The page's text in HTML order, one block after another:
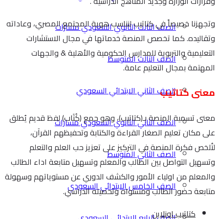
الصف الثالث الثانوي السعودي مسارات
الصف الثالث المتوسط
الصف الثاني الابتدائي السعودي
الصف الثاني الثانوي السعودي مسارات
الصف الثاني المتوسط
الصف الخامس الابتدائي السعودي
وتجهزنا خصيصاً في كتاتيب لنناسب هوية المجتمع المصري، وعاداته
وتقاليده. كما تخصص المنصة خدماتها في مجال الاستشارات
التعليمية والتربوية للمدارس الحكومية والأهلية & والجهات
المهتمة بمجال التعليم عامة.
معنى كتاتيب
معنى تسمية المنصة بـ(كتاتيب)، وهو جمع (كُتَاب) لفظ قديم يُطلق
على مكان تعليم الصغار القراءة والكتابة وتحفيظهم القرآن،
لتُلخص فكرة المنصة في التركيز على تعزيز حب العلم والتعلم
وتسهيل التواصل بين الطالب والمعلم وتسهيل متابعة اداء الطالب
والمعلم من اولياء الأمور والكشف الدوري عن مستوياتهم وسهولة
متابعة حضور الطالب ومستواه وتحصيله الدراسي.
كتاتيب اونلاين